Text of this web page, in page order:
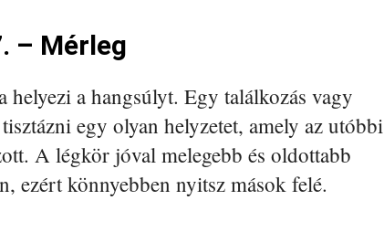
– Mérleg
helyezi a hangsúlyt. Egy találkozás vagy
egy olyan helyzetet, amely az utóbbi
A légkör jóval melegebb és oldottabb
ezért könnyebben nyitsz mások felé.